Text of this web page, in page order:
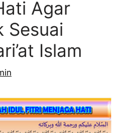
Agar
Sesuai
Islam